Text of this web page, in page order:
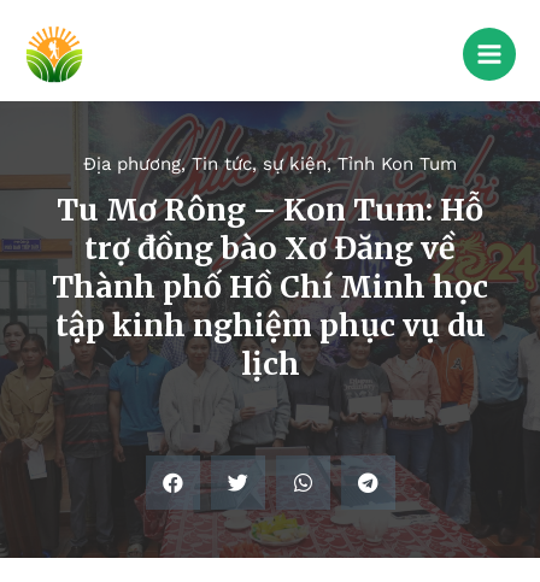
Địa phương,Tin tức, sự kiện,Tỉnh Kon Tum
Tu Mơ Rông – Kon Tum: Hỗ
trợ đồng bào Xơ Đăng về
Thành phố Hồ Chí Minh học
tập kinh nghiệm phục vụ du
lịch